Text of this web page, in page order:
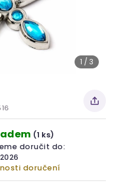
1 / 3
(1 ks)
doručit do:
doručení